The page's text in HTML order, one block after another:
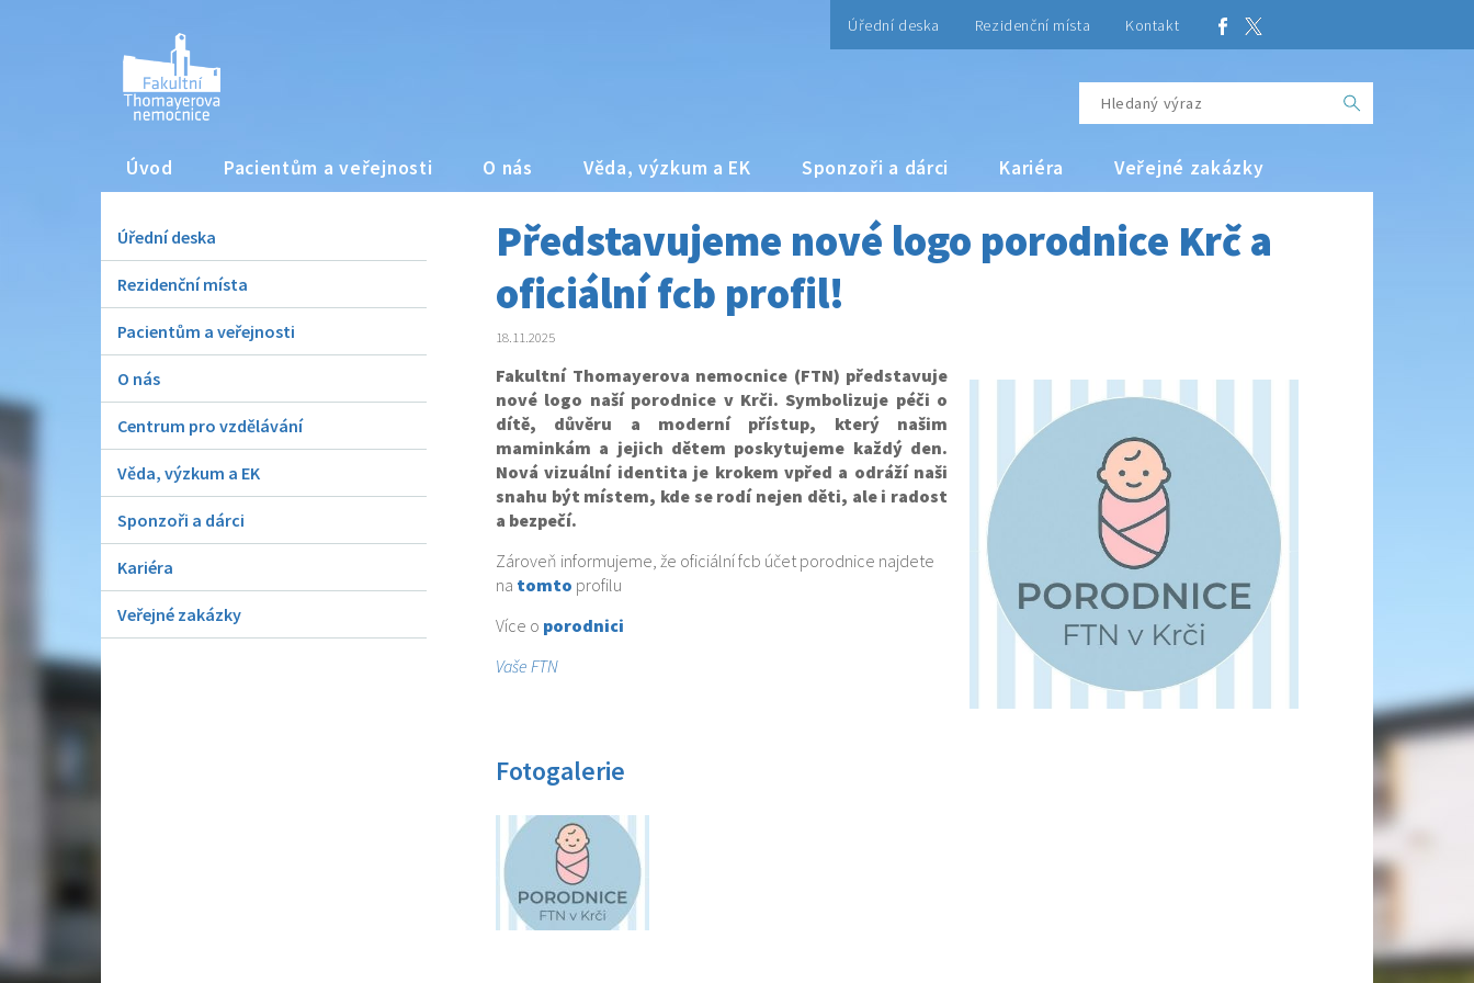
Úřední deska Rezidenční místa Kontakt
Úvod Pacientům a veřejnosti O nás Věda, výzkum a EK Sponzoři a dárci Kariéra Veřejné zakázky
Úřední deska
Rezidenční místa
Pacientům a veřejnosti
O nás
Centrum pro vzdělávání
Věda, výzkum a EK
Sponzoři a dárci
Kariéra
Veřejné zakázky
Představujeme nové logo porodnice Krč a
oficiální fcb profil!
18.11.2025
Fakultní Thomayerova nemocnice (FTN) představuje
nové logo naší porodnice v Krči. Symbolizuje péči o
dítě, důvěru a moderní přístup, který našim
maminkám a jejich dětem poskytujeme každý den.
Nová vizuální identita je krokem vpřed a odráží naši
snahu být místem, kde se rodí nejen děti, ale i radost
a bezpečí.
Zároveň informujeme, že oficiální fcb účet porodnice najdete
na tomto profilu
Více o porodnici
Vaše FTN
Fotogalerie